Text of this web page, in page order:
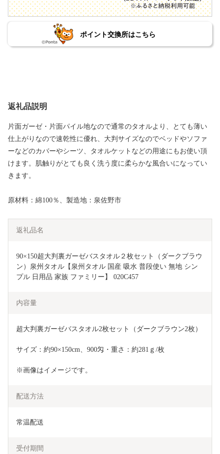
ポイント交換所はこちら
返礼品説明
片面ガーゼ・片面パイル地なので通常のタオルより、とても薄い
仕上がりなので速乾性に優れ、大判サイズなのでベッドやソファ
ーなどのカバーやシーツ、タオルケットなどの用途にもお使い頂
けます。肌触りがとても良く洗う度に柔らかな風合いになってい
きます。
原材料：綿100％、製造地：泉佐野市
返礼品名
90×150超大判裏ガーゼバスタオル２枚セット（ダークブラウ
ン）泉州タオル【泉州タオル 国産 吸水 普段使い 無地 シン
プル 日用品 家族 ファミリー】 020C457
内容量
超大判裏ガーゼバスタオル2枚セット（ダークブラウン2枚）
サイズ：約90×150cm、900匁・重さ：約281ｇ/枚
※画像はイメージです。
配送方法
常温配送
受付期間